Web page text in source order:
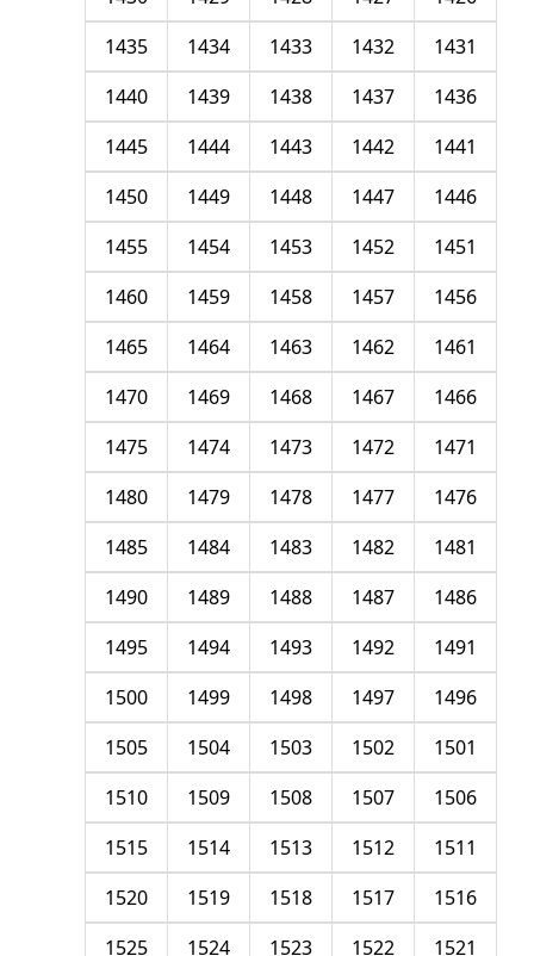
1431
1432
1433
1434
1435
1436
1437
1438
1439
1440
1441
1442
1443
1444
1445
1446
1447
1448
1449
1450
1451
1452
1453
1454
1455
1456
1457
1458
1459
1460
1461
1462
1463
1464
1465
1466
1467
1468
1469
1470
1471
1472
1473
1474
1475
1476
1477
1478
1479
1480
1481
1482
1483
1484
1485
1486
1487
1488
1489
1490
1491
1492
1493
1494
1495
1496
1497
1498
1499
1500
1501
1502
1503
1504
1505
1506
1507
1508
1509
1510
1511
1512
1513
1514
1515
1516
1517
1518
1519
1520
1521
1522
1523
1524
1525